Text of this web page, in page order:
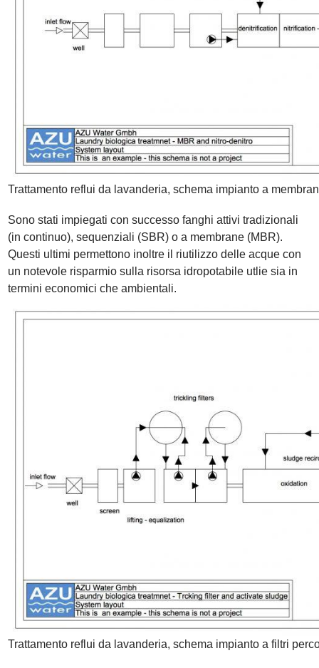
Trattamento reflui da lavanderia, schema impianto a
Sono stati impiegati con successo fanghi attivi tradizionali
(in continuo), sequenziali (SBR) o a membrane (MBR).
Questi ultimi permettono inoltre il riutilizzo delle acque con
un notevole risparmio sulla risorsa idropotabile utlie sia in
termini economici che ambientali.
Trattamento reflui da lavanderia, schema impianto a filtri